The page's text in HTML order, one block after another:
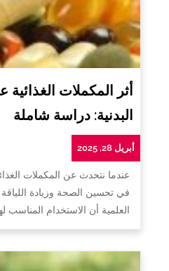
أثر المكملات
البدنية: دراسة شاملة
أبريل 28, 2025
عندما نتحدث عن المكملات
في تحسين الصحة وزيادة اللياقة
العلمية أن الاستخدام المناسب